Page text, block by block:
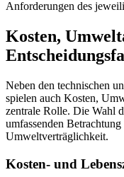
Anforderungen des
Kosten,
Neben den technischen
spielen auch Kosten,
zentrale Rolle. Die Wahl
umfassenden
Umweltverträglichkeit.
Kosten- und